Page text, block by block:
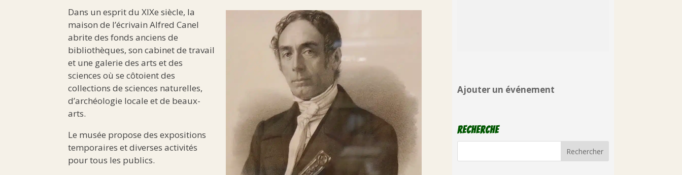
Dans un esprit du XIXe siècle, la
maison de l’écrivain Alfred Canel
abrite des fonds anciens de
bibliothèques, son cabinet de travail
et une galerie des arts et des
sciences où se côtoient des
collections de sciences naturelles,
d’archéologie locale et de beaux-
arts.
Le musée propose des expositions
temporaires et diverses activités
pour tous les publics.
Ajouter un événement
Recherche